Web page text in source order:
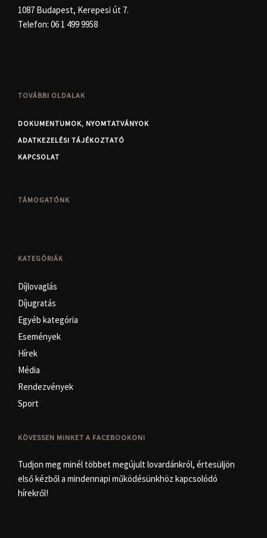
1087 Budapest, Kerepesi út 7.
Telefon: 06 1 499 9958
TOVÁBBI OLDALAK
DOKUMENTUMOK, NYOMTATVÁNYOK
ADATKEZELÉSI TÁJÉKOZTATÓ
KAPCSOLAT
TÁMOGATÓNK
KATEGÓRIÁK
Díjlovaglás
Díjugratás
Egyéb kategória
Események
Hírek
Média
Rendezvények
Sport
KÖVESSEN MINKET A FACEBOOKON!
Tudjon meg minél többet megújult lovardánkról, értesüljön
első kézből a mindennapi működésünkhöz kapcsolódó
hírekről!